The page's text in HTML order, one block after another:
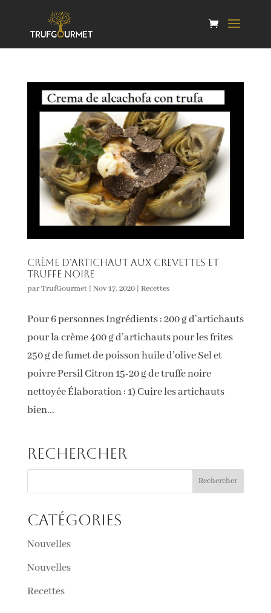
Crème d’artichaut aux crevettes et
truffe noire
parTrufGourmet| Nov 17, 2020| Recettes
Pour 6 personnes Ingrédients : 200 g d’artichauts
pour la crème 400 g d’artichauts pour les frites
250 g de fumet de poisson huile d’olive Sel et
poivre Persil Citron 15-20 g de truffe noire
nettoyée Élaboration : 1) Cuire les artichauts
bien...
Rechercher
Catégories
Nouvelles
Nouvelles
Recettes